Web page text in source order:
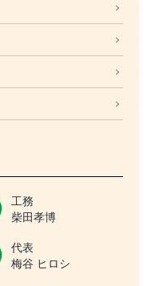
工務
柴田孝博
代表
梅谷 ヒロシ